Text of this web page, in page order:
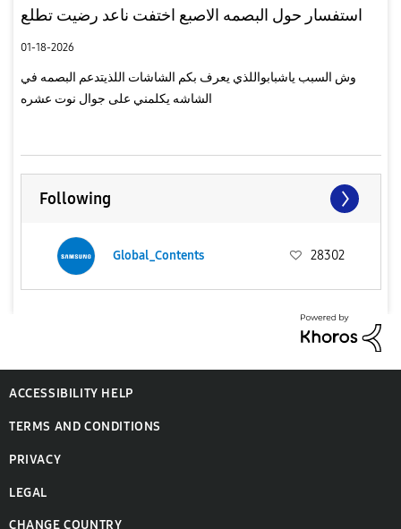
استفسار حول البصمه الاصبع اختفت ناعد رضيت تطلع
01-18-2026
وش السبب ياشبابواللذي يعرف بكم الشاشات اللذيتدعم البصمه في
الشاشه يكلمني على جوال نوت عشره
Following
Global_Contents 28302
ACCESSIBILITY HELP
TERMS AND CONDITIONS
PRIVACY
LEGAL
CHANGE COUNTRY